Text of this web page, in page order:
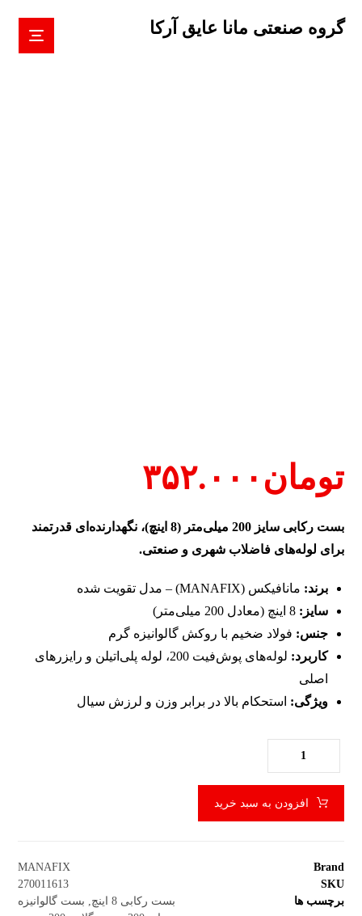
گروه صنعتی مانا عایق آرکا
تومان ۳۵۲.۰۰۰
بست رکابی سایز 200 میلی‌متر (8 اینچ)، نگهدارنده‌ای قدرتمند
برای لوله‌های فاضلاب شهری و صنعتی.
برند: مانافیکس (MANAFIX) – مدل تقویت شده
سایز: 8 اینچ (معادل 200 میلی‌متر)
جنس: فولاد ضخیم با روکش گالوانیزه گرم
کاربرد:
لوله‌های پوش‌فیت 200، لوله پلی‌اتیلن و رایزرهای
اصلی
ویژگی: استحکام بالا در برابر وزن و لرزش سیال
افزودن به سبد خرید
Brand
MANAFIX
SKU
270011613
برچسب ها
بست رکابی 8 اینچ
بست گالوانیزه